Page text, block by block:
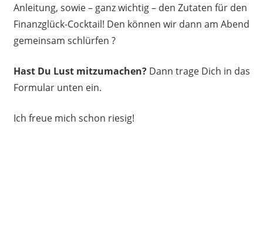
Anleitung, sowie – ganz wichtig – den Zutaten für den
Finanzglück-Cocktail! Den können wir dann am Abend
gemeinsam schlürfen ?
Hast Du Lust mitzumachen?Dann trage Dich in das
Formular unten ein.
Ich freue mich schon riesig!